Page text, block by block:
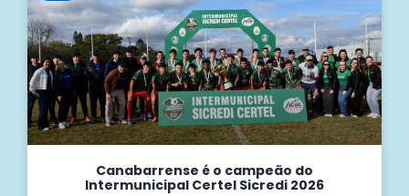
Canabarrense é o campeão do
Intermunicipal Certel Sicredi 2026